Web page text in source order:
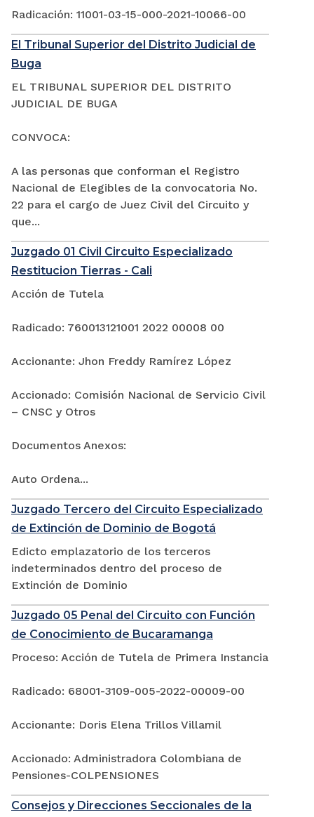
Radicación: 11001-03-15-000-2021-10066-00
El Tribunal Superior del Distrito Judicial de
Buga
EL TRIBUNAL SUPERIOR DEL DISTRITO
JUDICIAL DE BUGA
CONVOCA:
A las personas que conforman el Registro
Nacional de Elegibles de la convocatoria No.
22 para el cargo de Juez Civil del Circuito y
que...
Juzgado 01 Civil Circuito Especializado
Restitucion Tierras - Cali
Acción de Tutela
Radicado: 760013121001 2022 00008 00
Accionante: Jhon Freddy Ramírez López
Accionado: Comisión Nacional de Servicio Civil
– CNSC y Otros
Documentos Anexos:
Auto Ordena...
Juzgado Tercero del Circuito Especializado
de Extinción de Dominio de Bogotá
Edicto emplazatorio de los terceros
indeterminados dentro del proceso de
Extinción de Dominio
Juzgado 05 Penal del Circuito con Función
de Conocimiento de Bucaramanga
Proceso: Acción de Tutela de Primera Instancia
Radicado: 68001-3109-005-2022-00009-00
Accionante: Doris Elena Trillos Villamil
Accionado: Administradora Colombiana de
Pensiones-COLPENSIONES
Consejos y Direcciones Seccionales de la